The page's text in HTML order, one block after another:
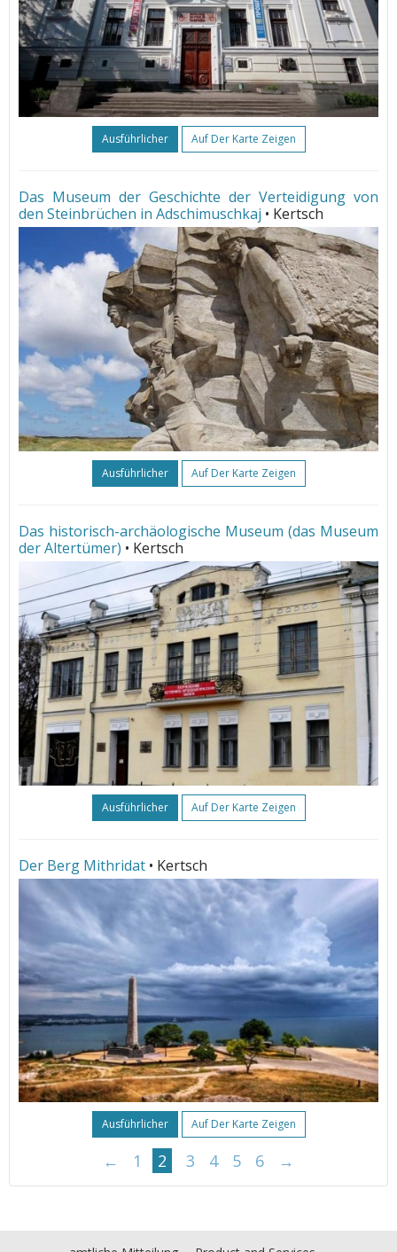
Ausführlicher Auf Der Karte Zeigen
Das Museum der Geschichte der Verteidigung von
den Steinbrüchen in Adschimuschkaj • Kertsch
Ausführlicher Auf Der Karte Zeigen
Das historisch-archäologische Museum (das Museum
der Altertümer) • Kertsch
Ausführlicher Auf Der Karte Zeigen
Der Berg Mithridat • Kertsch
Ausführlicher Auf Der Karte Zeigen
← 1 2 3 4 5 6 →